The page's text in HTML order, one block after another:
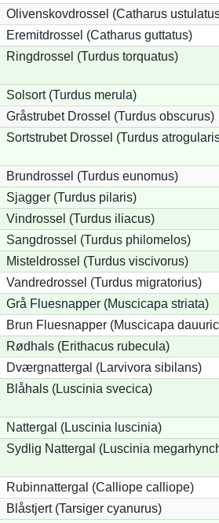
Olivenskovdrossel (Catharus
Eremitdrossel (Catharus guttatus)
Ringdrossel (Turdus torquatus)
Solsort (Turdus merula)
Gråstrubet Drossel (Turdus obscurus)
Sortstrubet Drossel (Turdus
Brundrossel (Turdus eunomus)
Sjagger (Turdus pilaris)
Vindrossel (Turdus iliacus)
Sangdrossel (Turdus philomelos)
Misteldrossel (Turdus viscivorus)
Vandredrossel (Turdus migratorius)
Grå Fluesnapper (Muscicapa striata)
Brun Fluesnapper (Muscicapa
Rødhals (Erithacus rubecula)
Dværgnattergal (Larvivora sibilans)
Blåhals (Luscinia svecica)
Nattergal (Luscinia luscinia)
Sydlig Nattergal (Luscinia
Rubinnattergal (Calliope calliope)
Blåstjert (Tarsiger cyanurus)